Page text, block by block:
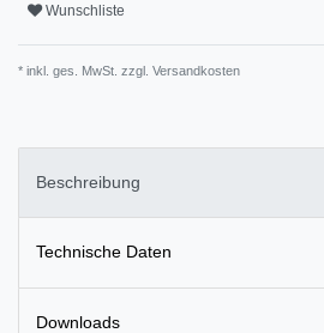
Wunschliste
* inkl. ges. MwSt. zzgl. Versandkosten
Beschreibung
Technische Daten
Downloads